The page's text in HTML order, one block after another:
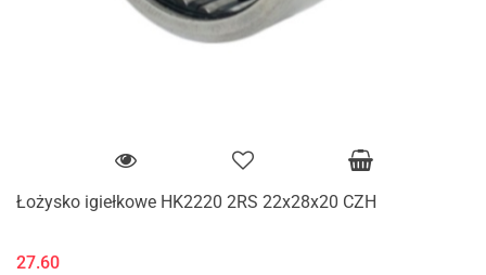
Łożysko igiełkowe HK2220 2RS 22x28x20 CZH
27.60